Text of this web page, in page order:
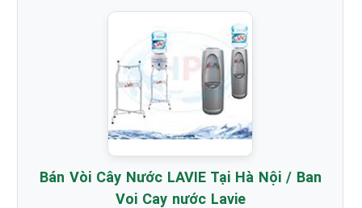
Bán Vòi Cây Nước LAVIE Tại Hà Nội / Ban
Voi Cay nước Lavie